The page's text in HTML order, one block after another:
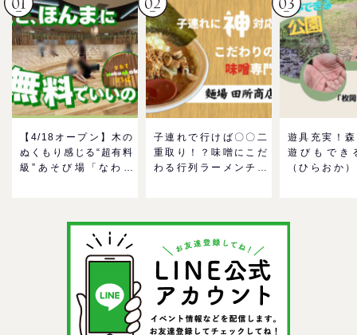
【4/18オープン】木の
ぬくもり感じる“超有料
級”あそび場「なわて
＠イオンモール四條畷
子連れで行けば〇〇二
重取り！？味噌にこだ
わる行列ラーメンチェ
遊具充実！
遊びもでき
（ひらおか